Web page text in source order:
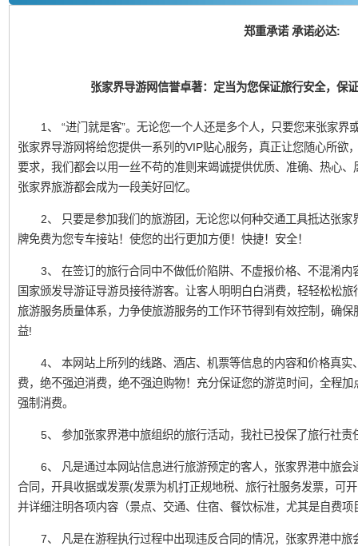
郑重承诺 承诺必达:
张家界导游网信誉卓著：定当为您保证旅行安全，保
1、 “进门就是客”。无论您一个人还是多个人，只要您来张家
张家界导游网将给您提供一系列的VIP贴心服务，真正让您随心所欲
要求，我们都会以用一丝不苟的准则来竭诚提供优质、准确、热心
张家界旅游都会成为一段美好回忆。
2、 只要是参加我们的旅游团，无论您以何种交通工具抵达张
牌免费为您专车接站！使您的出行更加方便！快捷！安全！
3、 在签订的旅行合同中不做低价陷阱、不虚报价格、不混淆
国家颁发导游证导游员接待游客。让客人明明白白消费，轻轻松松
旅游服务质量体系，力争使旅游服务的工作环节得到有效控制，确
益!
4、 本网站上所列的线路、酒店、机票等信息的内容和价格真
费，绝不强迫消费，绝不强迫购物！充分保证您的游览时间，全程
强制消费。
5、 参加张家界港中旅组织的旅行活动，我社已投保了旅行社责
6、 凡是通过本网站信息进行旅游预定的客人，张家界港中旅
合同，开具收据或发票(发票为机打正规地税、旅行社服务发票，可
并详细注明各项内容（景点、交通、住宿、餐饮标准，尤其是自费
7、 凡是在游程执行过程中出现违反合同的情况，张家界港中